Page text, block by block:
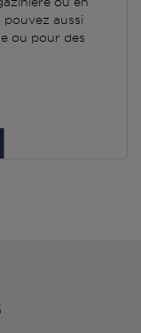
aussi
ou pour des